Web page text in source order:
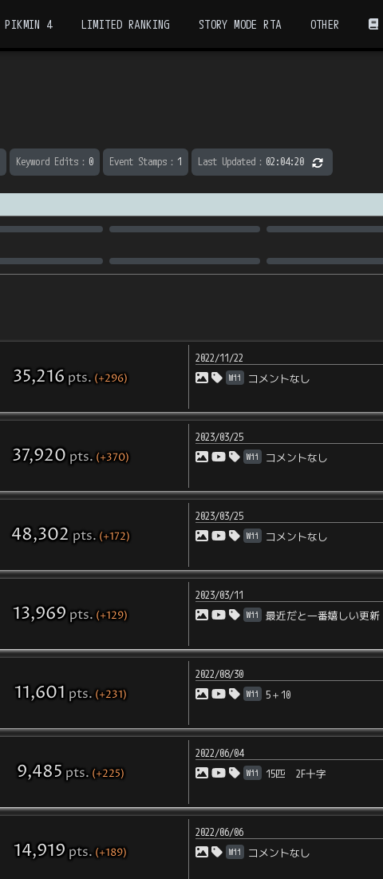
PIKMIN 4 LIMITED RANKING STORY MODE RTA OTHER
Keyword Edits ： 0 Event Stamps ： 1 Last Updated ： 02:04:20
35,216 pts. (+296)
2022/11/22
Wii コメントなし
37,920 pts. (+370)
2023/03/25
Wii コメントなし
48,302 pts. (+172)
2023/03/25
Wii コメントなし
13,969 pts. (+129)
2023/03/11
Wii 最近だと一番嬉しい更新
11,601 pts. (+231)
2022/08/30
Wii 5＋10
9,485 pts. (+225)
2022/06/04
Wii 15匹 2F十字
14,919 pts. (+189)
2022/06/06
Wii コメントなし